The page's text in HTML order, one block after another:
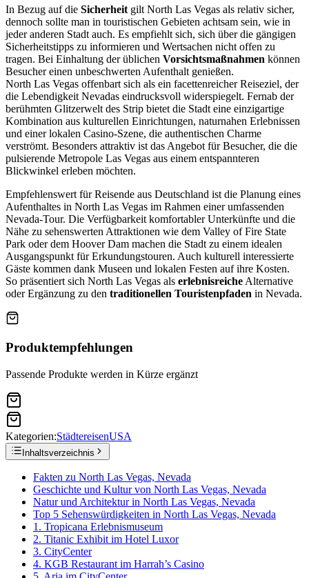
In Bezug auf die Sicherheit gilt North Las Vegas als relativ sicher,
dennoch sollte man in touristischen Gebieten achtsam sein, wie in
jeder anderen Stadt auch. Es empfiehlt sich, sich über die gängigen
Sicherheitstipps zu informieren und Wertsachen nicht offen zu
tragen. Bei Einhaltung der üblichen Vorsichtsmaßnahmen können
Besucher einen unbeschwerten Aufenthalt genießen.
North Las Vegas offenbart sich als ein facettenreicher Reiseziel, der
die Lebendigkeit Nevadas eindrucksvoll widerspiegelt. Fernab der
berühmten Glitzerwelt des Strip bietet die Stadt eine einzigartige
Kombination aus kulturellen Einrichtungen, naturnahen Erlebnissen
und einer lokalen Casino-Szene, die authentischen Charme
verströmt. Besonders attraktiv ist das Angebot für Besucher, die die
pulsierende Metropole Las Vegas aus einem entspannteren
Blickwinkel erleben möchten.
Empfehlenswert für Reisende aus Deutschland ist die Planung eines
Aufenthaltes in North Las Vegas im Rahmen einer umfassenden
Nevada-Tour. Die Verfügbarkeit komfortabler Unterkünfte und die
Nähe zu sehenswerten Attraktionen wie dem Valley of Fire State
Park oder dem Hoover Dam machen die Stadt zu einem idealen
Ausgangspunkt für Erkundungstouren. Auch kulturell interessierte
Gäste kommen dank Museen und lokalen Festen auf ihre Kosten.
So präsentiert sich North Las Vegas als erlebnisreiche Alternative
oder Ergänzung zu den traditionellen Touristenpfaden in Nevada.
Produktempfehlungen
Passende Produkte werden in Kürze ergänzt
Kategorien:StädtereisenUSA
Inhaltsverzeichnis
Fakten zu North Las Vegas, Nevada
Geschichte und Kultur von North Las Vegas, Nevada
Natur und Architektur in North Las Vegas, Nevada
Top 5 Sehenswürdigkeiten in North Las Vegas, Nevada
1. Tropicana Erlebnismuseum
2. Titanic Exhibit im Hotel Luxor
3. CityCenter
4. KGB Restaurant im Harrah’s Casino